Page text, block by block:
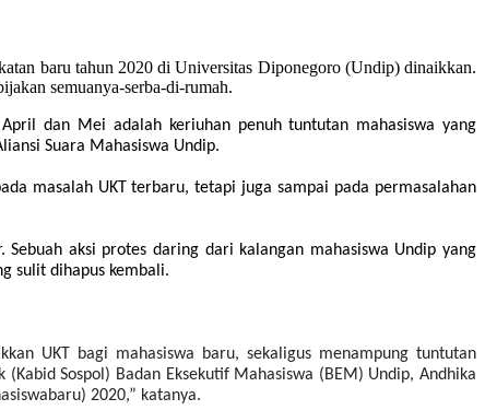
baru tahun 2020 di Universitas Diponegoro (Undip) dinaikkan.
semuanya-serba-di-rumah.
dan Mei adalah keriuhan penuh tuntutan mahasiswayang
Suara Mahasiswa Undip.
masalah UKT terbaru, tetapi juga sampai pada permasalahan
Sebuah aksi protes daring dari kalangan mahasiswa Undip yang
sulit dihapus kembali.
UKT bagi mahasiswa baru, sekaligus menampung tuntutan
(Kabid Sospol) Badan Eksekutif Mahasiswa (BEM) Undip, Andhika
2020,” katanya.